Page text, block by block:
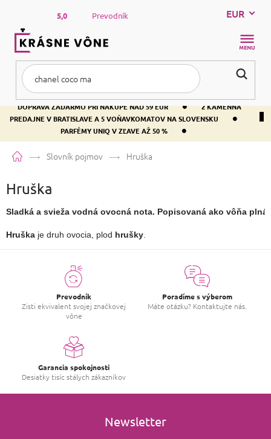
obsah
DOPRAVA ZADARMO PRI NÁKUPE NAD 59 EUR •
2 KAMENNÁ
PREDAJNE V BRATISLAVE A 5 VOŇAVKOMATOV NA SLOVENSKU
•
PARFÉMY UNIQ V ZĽAVE AŽ 50 % •
5,0 Prevodník EUR
DomovSlovník pojmov Hruška
Hruška
Sladká a svieža vodná ovocná nota. Popisovaná ako vôňa
Hruška je druh ovocia, plod hrušky
Prevodník
Zisti ekvivalent svojej značkovej
vône
Poradíme s výberom
Máte otázku? Kontaktujte nás.
Garancia spokojnosti
Desiatky tisíc stálych zákazníkov
Newsletter